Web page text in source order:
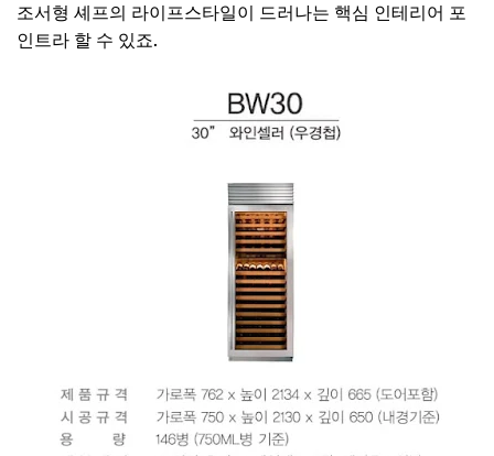
조서형 셰프의 라이프스타일이 드러나는 핵심 인테리어 포
인트라 할 수 있죠.